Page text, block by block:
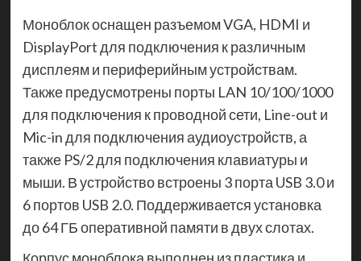
Моноблок оснащен разъемом VGA, HDMI и
DisplayPort для подключения к различным
дисплеям и периферийным устройствам.
Также предусмотрены порты LAN 10/100/1000
для подключения к проводной сети, Line-out и
Mic-in для подключения аудиоустройств, а
также PS/2 для подключения клавиатуры и
мыши. В устройство встроены 3 порта USB 3.0 и
6 портов USB 2.0. Поддерживается установка
до 64 ГБ оперативной памяти в двух слотах.